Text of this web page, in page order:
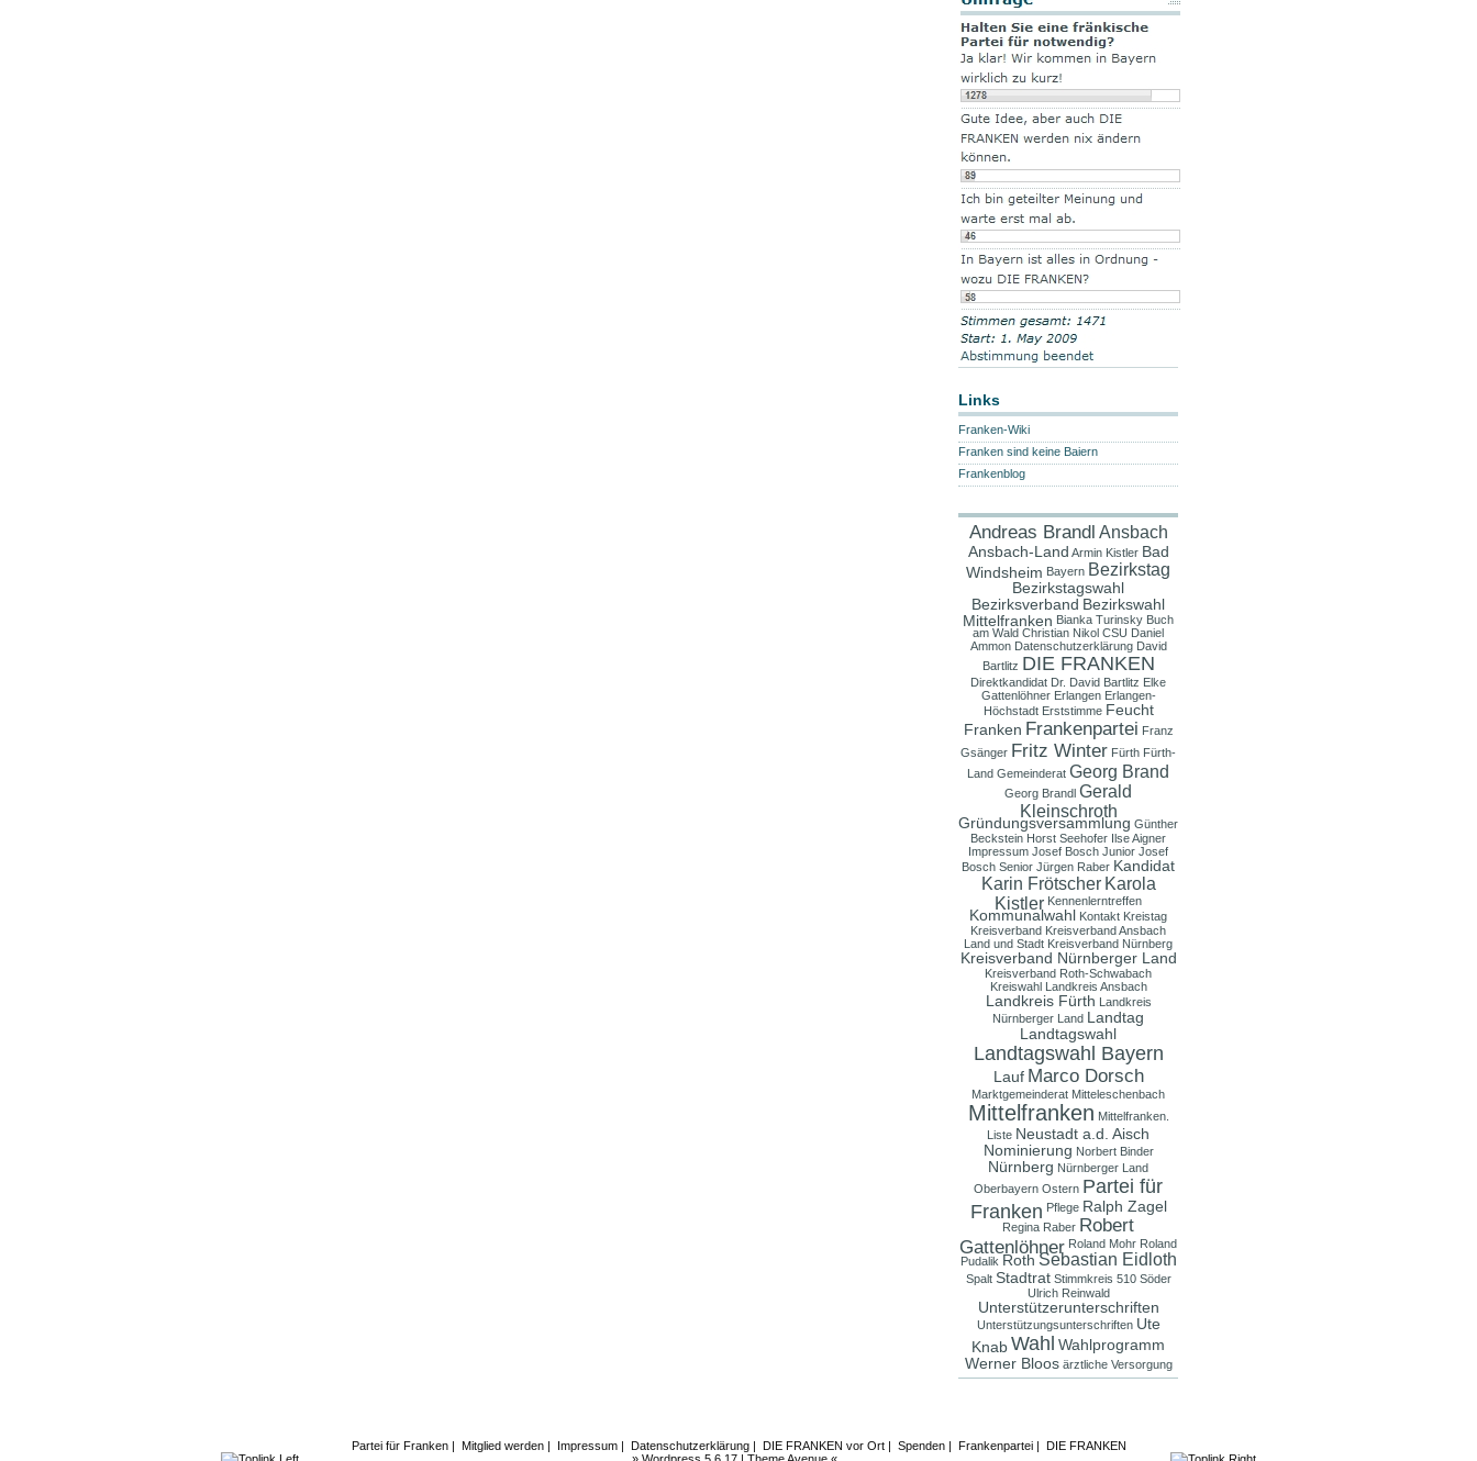
Links
Franken-Wiki
Franken sind keine Baiern
Frankenblog
Andreas Brandl Ansbach
Ansbach-Land Armin Kistler Bad
Windsheim Bayern Bezirkstag
Bezirkstagswahl
Bezirksverband Bezirkswahl
Mittelfranken Bianka Turinsky Buch
am Wald Christian Nikol CSU Daniel
Ammon Datenschutzerklärung David
Bartlitz DIE FRANKEN
Direktkandidat Dr. David Bartlitz Elke
Gattenlöhner Erlangen Erlangen-
Höchstadt Erststimme Feucht
Franken Frankenpartei Franz
Gsänger Fritz Winter Fürth Fürth-
Land Gemeinderat Georg Brand
Georg Brandl Gerald
Kleinschroth
Gründungsversammlung Günther
Beckstein Horst Seehofer Ilse Aigner
Impressum Josef Bosch Junior Josef
Bosch Senior Jürgen Raber Kandidat
Karin Frötscher Karola
Kistler Kennenlerntreffen
Kommunalwahl Kontakt Kreistag
Kreisverband Kreisverband Ansbach
Land und Stadt Kreisverband Nürnberg
Kreisverband Nürnberger Land
Kreisverband Roth-Schwabach
Kreiswahl Landkreis Ansbach
Landkreis Fürth Landkreis
Nürnberger Land Landtag
Landtagswahl
Landtagswahl Bayern
Lauf Marco Dorsch
Marktgemeinderat Mitteleschenbach
Mittelfranken Mittelfranken.
Liste Neustadt a.d. Aisch
Nominierung Norbert Binder
Nürnberg Nürnberger Land
Oberbayern Ostern Partei für
Franken Pflege Ralph Zagel
Regina Raber Robert
Gattenlöhner Roland Mohr Roland
Pudalik Roth Sebastian Eidloth
Spalt Stadtrat Stimmkreis 510 Söder
Ulrich Reinwald
Unterstützerunterschriften
Unterstützungsunterschriften Ute
Knab Wahl Wahlprogramm
Werner Bloos ärztliche Versorgung
Partei für Franken| Mitglied werden| Impressum| Datenschutzerklärung| DIE FRANKEN vor Ort| Spenden| Frankenpartei|
DIE FRANKEN